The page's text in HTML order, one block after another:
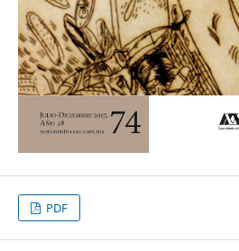
PDF